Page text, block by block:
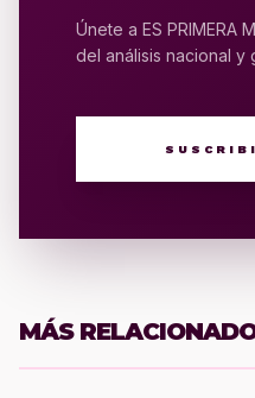
Únete a ES PRIMERA
del análisis nacional y
MÁS